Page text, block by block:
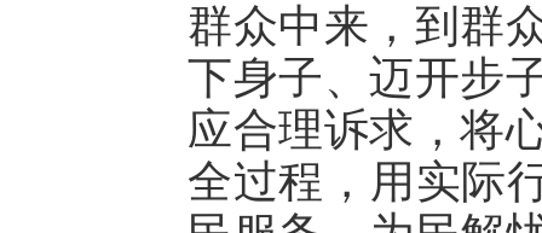
群众中来，到群
下身子、迈开步
应合理诉求，将
全过程，用实际